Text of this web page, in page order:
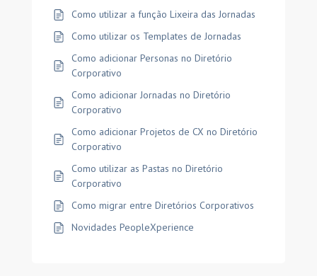
Como utilizar a função Lixeira das Jornadas
Como utilizar os Templates de Jornadas
Como adicionar Personas no Diretório
Corporativo
Como adicionar Jornadas no Diretório
Corporativo
Como adicionar Projetos de CX no Diretório
Corporativo
Como utilizar as Pastas no Diretório
Corporativo
Como migrar entre Diretórios Corporativos
Novidades PeopleXperience